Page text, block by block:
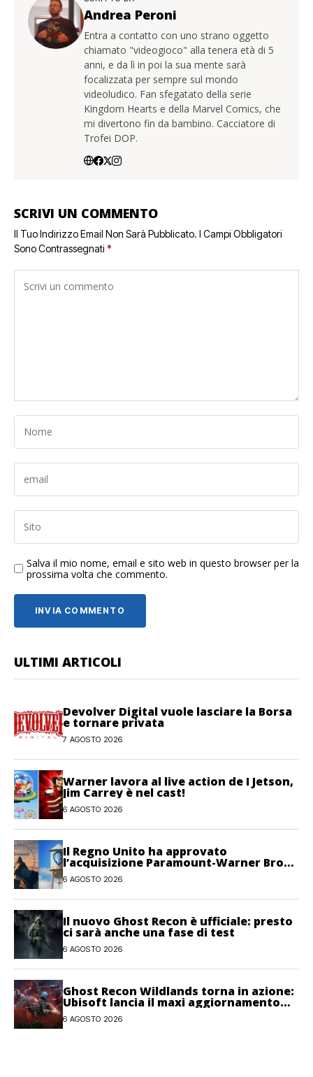
Andrea Peroni
Entra a contatto con uno strano oggetto
chiamato "videogioco" alla tenera età di 5
anni, e da lì in poi la sua mente sarà
focalizzata per sempre sul mondo
videoludico. Fan sfegatato della serie
Kingdom Hearts e della Marvel Comics, che
mi divertono fin da bambino. Cacciatore di
Trofei DOP.
SCRIVI UN COMMENTO
Il Tuo Indirizzo Email Non Sarà Pubblicato. I Campi Obbligatori
Sono Contrassegnati *
Salva il mio nome, email e sito web in questo browser per la
prossima volta che commento.
ULTIMI ARTICOLI
Devolver Digital vuole lasciare la Borsa
e tornare privata
7 AGOSTO 2026
Warner lavora al live action de I Jetson,
Jim Carrey è nel cast!
6 AGOSTO 2026
Il Regno Unito ha approvato
l’acquisizione Paramount-Warner Bros
Discovery
6 AGOSTO 2026
Il nuovo Ghost Recon è ufficiale: presto
ci sarà anche una fase di test
6 AGOSTO 2026
Ghost Recon Wildlands torna in azione:
Ubisoft lancia il maxi aggiornamento
gratuito Last Rites
6 AGOSTO 2026